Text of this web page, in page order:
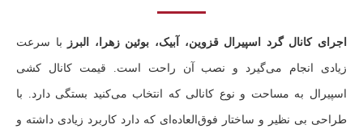
اجرای کانال گرد اسپیرال قزوین، آبیک، بوئین زهرا، البرز با سرعت
زیادی انجام می‌گیرد و نصب آن راحت است. قیمت کانال کشی
اسپیرال به مساحت و نوع کانالی که انتخاب می‌کنید بستگی دارد. با
طراحی بی نظیر و ساختار فوق‌العاده‌ای که دارد کاربرد زیادی داشته و